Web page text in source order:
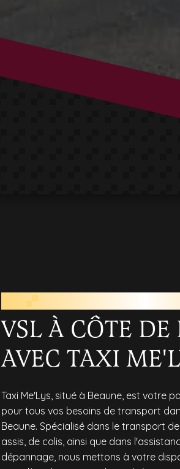
VSL À CÔTE DE
AVEC TAXI
Taxi Me'Lys, situé à Beaune, est votre
pour tous vos besoins de transport
Beaune. Spécialisé dans le transport
assis, de colis, ainsi que dans
dépannage, nous mettons à votre